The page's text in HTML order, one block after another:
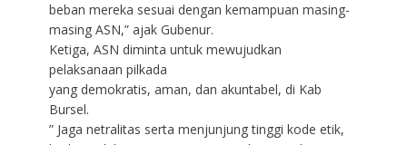
beban mereka sesuai dengan kemampuan masing-
masing ASN,” ajak Gubenur.
Ketiga, ASN diminta untuk mewujudkan
pelaksanaan pilkada
yang demokratis, aman, dan akuntabel, di Kab
Bursel.
” Jaga netralitas serta menjunjung tinggi kode etik,